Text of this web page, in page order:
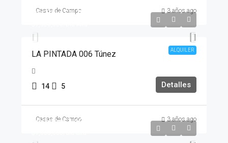
Casas de Campo 3 años ago
ALQUILER
Día Baja$1,200,000
LA PINTADA 006 Túnez
14 5 Detalles
Casas de Campo 3 años ago
día baja $1,400,000